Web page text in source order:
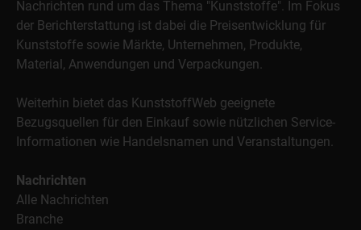
Nachrichten rund um das Thema "Kunststoffe". Im Fokus
der Berichterstattung ist dabei die Preisentwicklung für
Kunststoffe sowie Märkte, Unternehmen, Produkte,
Material, Anwendungen und Verpackungen.
Weiterhin bietet das KunststoffWeb geeignete
Bezugsquellen für den Einkauf sowie nützlichen Service-
Informationen wie Handelsnamen und Veranstaltungen.
Nachrichten
Alle Nachrichten
Branche